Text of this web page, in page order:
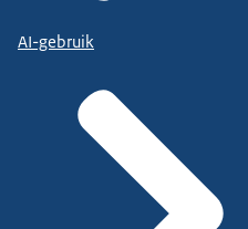
AI-gebruik